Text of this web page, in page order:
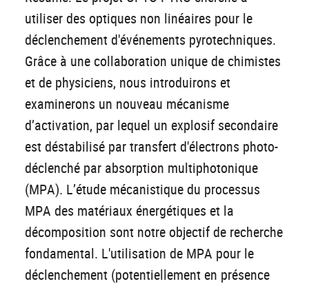
utiliser des optiques non linéaires pour le
déclenchement d'événements pyrotechniques.
Grâce à une collaboration unique de chimistes
et de physiciens, nous introduirons et
examinerons un nouveau mécanisme
d’activation, par lequel un explosif secondaire
est déstabilisé par transfert d'électrons photo-
déclenché par absorption multiphotonique
(MPA). L’étude mécanistique du processus
MPA des matériaux énergétiques et la
décomposition sont notre objectif de recherche
fondamental. L'utilisation de MPA pour le
déclenchement (potentiellement en présence